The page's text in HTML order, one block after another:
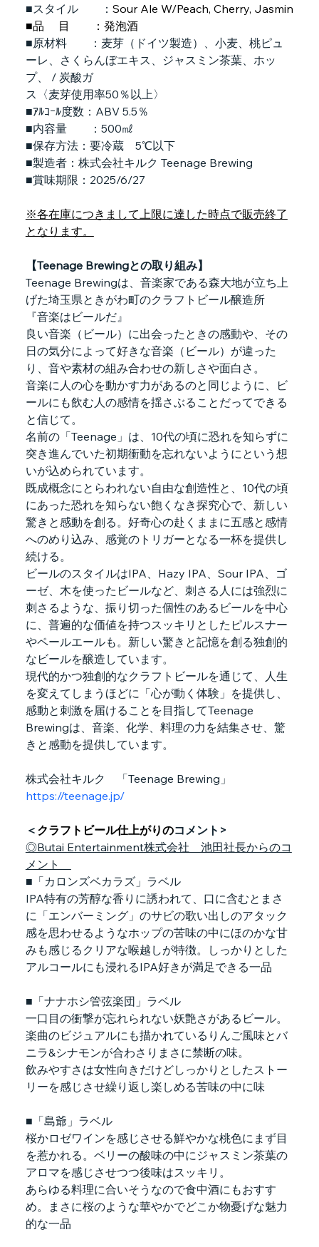
■スタイル　　： Sour Ale W/Peach, Cherry, Jasmin
■品　 目　　：発泡酒
■原材料　　：麦芽（ドイツ製造）、小麦、桃ピュ
ーレ、さくらんぼエキス、ジャスミン茶葉、ホッ
プ、 / 炭酸ガ
ス〈麦芽使用率50％以上〉
■ｱﾙｺｰﾙ度数：ABV 5.5％
■内容量　　：500㎖
■保存方法：要冷蔵　5℃以下
■製造者：株式会社キルク Teenage Brewing
■賞味期限：2025/6/27
※各在庫につきまして上限に達した時点で販売終了
となります。
【Teenage Brewingとの取り組み】
Teenage Brewingは、音楽家である森大地が立ち上
げた埼玉県ときがわ町のクラフトビール醸造所
『音楽はビールだ』
良い音楽（ビール）に出会ったときの感動や、その
日の気分によって好きな音楽（ビール）が違った
り、音や素材の組み合わせの新しさや面白さ。
音楽に人の心を動かす力があるのと同じように、ビ
ールにも飲む人の感情を揺さぶることだってできる
と信じて。
名前の「Teenage」は、10代の頃に恐れを知らずに
突き進んでいた初期衝動を忘れないようにという想
いが込められています。
既成概念にとらわれない自由な創造性と、10代の頃
にあった恐れを知らない飽くなき探究心で、新しい
驚きと感動を創る。好奇心の赴くままに五感と感情
へのめり込み、感覚のトリガーとなる一杯を提供し
続ける。
ビールのスタイルはIPA、Hazy IPA、Sour IPA、ゴ
ーゼ、木を使ったビールなど、刺さる人には強烈に
刺さるような、振り切った個性のあるビールを中心
に、普遍的な価値を持つスッキリとしたピルスナー
やペールエールも。新しい驚きと記憶を創る独創的
なビールを醸造しています。
現代的かつ独創的なクラフトビールを通じて、人生
を変えてしまうほどに「心が動く体験」を提供し、
感動と刺激を届けることを目指してTeenage
Brewingは、音楽、化学、料理の力を結集させ、驚
きと感動を提供しています。
株式会社キルク　「Teenage Brewing」
https://teenage.jp/
＜ クラフトビール仕上がりのコメント>
◎Butai Entertainment株式会社　池田社長からのコ
メント
■「カロンズベカラズ」ラベル
IPA特有の芳醇な香りに誘われて、口に含むとまさ
に「エンバーミング」のサビの歌い出しのアタック
感を思わせるようなホップの苦味の中にほのかな甘
みも感じるクリアな喉越しが特徴。しっかりとした
アルコールにも浸れるIPA好きが満足できる一品
■「ナナホシ管弦楽団」ラベル
一口目の衝撃が忘れられない妖艶さがあるビール。
楽曲のビジュアルにも描かれているりんご風味とバ
ニラ&シナモンが合わさりまさに禁断の味。
飲みやすさは女性向きだけどしっかりとしたストー
リーを感じさせ繰り返し楽しめる苦味の中に味
■「島爺」ラベル
桜かロゼワインを感じさせる鮮やかな桃色にまず目
を惹かれる。ベリーの酸味の中にジャスミン茶葉の
アロマを感じさせつつ後味はスッキリ。
あらゆる料理に合いそうなので食中酒にもおすす
め。まさに桜のような華やかでどこか物憂げな魅力
的な一品